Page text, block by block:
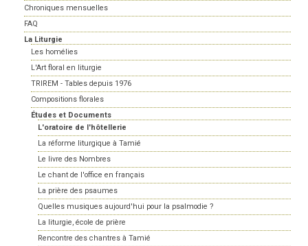
Chroniques mensuelles
FAQ
La Liturgie
Les homélies
L'Art floral en liturgie
TRIREM - Tables depuis 1976
Compositions florales
Études et Documents
L'oratoire de l'hôtellerie
La réforme liturgique à Tamié
Le livre des Nombres
Le chant de l'office en français
La prière des psaumes
Quelles musiques aujourd'hui pour la psalmodie ?
La liturgie, école de prière
Rencontre des chantres à Tamié